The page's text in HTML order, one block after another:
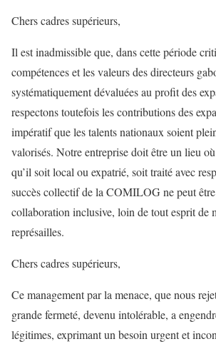
Chers cadres supérieurs,
Il est inadmissible que, dans cette période
compétences et les valeurs des directeurs
systématiquement dévaluées au profit des
respectons toutefois les contributions des
impératif que les talents nationaux soient
valorisés. Notre entreprise doit être un lieu
qu’il soit local ou expatrié, soit traité avec
succès collectif de la COMILOG ne peut
collaboration inclusive, loin de tout esprit de
représailles.
Chers cadres supérieurs,
Ce management par la menace, que nous
grande fermeté, devenu intolérable, a
légitimes, exprimant un besoin urgent et